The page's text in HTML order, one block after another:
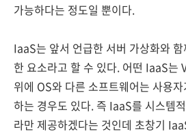
가능하다는 정도일 뿐이다.
IaaS는 앞서 언급한 서버 가상화와
한 요소라고 할 수 있다. 어떤 IaaS는
위에 OS와 다른 소프트웨어는 사용
하는 경우도 있다. 즉 IaaS를 시스템
라만 제공하겠다는 것인데 초창기